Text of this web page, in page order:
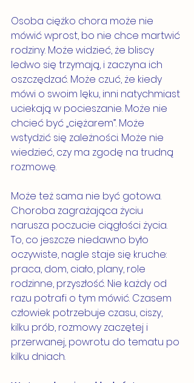
Osoba ciężko chora może nie
mówić wprost, bo nie chce martwić
rodziny. Może widzieć, że bliscy
ledwo się trzymają, i zaczyna ich
oszczędzać. Może czuć, że kiedy
mówi o swoim lęku, inni natychmiast
uciekają w pocieszanie. Może nie
chcieć być „ciężarem”. Może
wstydzić się zależności. Może nie
wiedzieć, czy ma zgodę na trudną
rozmowę.
Może też sama nie być gotowa.
Choroba zagrażająca życiu
narusza poczucie ciągłości życia.
To, co jeszcze niedawno było
oczywiste, nagle staje się kruche:
praca, dom, ciało, plany, role
rodzinne, przyszłość. Nie każdy od
razu potrafi o tym mówić. Czasem
człowiek potrzebuje czasu, ciszy,
kilku prób, rozmowy zaczętej i
przerwanej, powrotu do tematu po
kilku dniach.